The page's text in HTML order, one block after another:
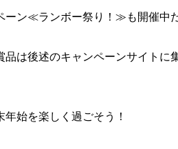
ーン≪ランボー祭り！≫も開催中
は後述のキャンペーンサイトに
始を楽しく過ごそう！